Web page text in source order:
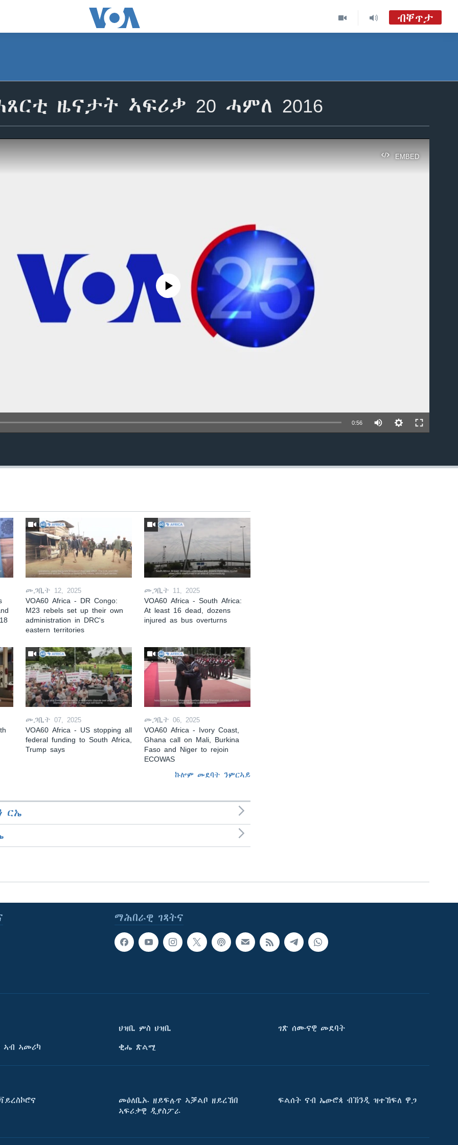
ብቐጥታ
ዜናታት ኣፍሪቃ 20 ሓምለ 2016
EMBED
No media source currently available
0:56
መጋቢት 12, 2025
VOA60 Africa - DR Congo:
M23 rebels set up their own
administration in DRC's
eastern territories
መጋቢት 11, 2025
VOA60 Africa - South Africa:
At least 16 dead, dozens
injured as bus overturns
መጋቢት 07, 2025
VOA60 Africa - US stopping all
federal funding to South Africa,
Trump says
መጋቢት 06, 2025
VOA60 Africa - Ivory Coast,
Ghana call on Mali, Burkina
Faso and Niger to rejoin
ECOWAS
ኩሎም መደባት ንምርኣይ
ርኤ
ማሕበራዊ ገጻትና
ኣብ ኣመሪካ
ህዝቢ ምስ ህዝቢ
ቂሔ ጽልሚ
ገጽ ሰሙናዊ መደባት
መዕለቢኡ ዘይፍሉጥ ኣቓልቦ ዘይረኸበ
ኣፍሪቃዊ ዲያስፖራ
ፍልሰት ናብ ኤውሮጳ ብኽንዲ ዝተኸፍለ ዋጋ